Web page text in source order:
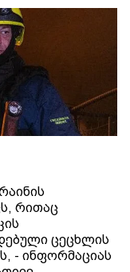
რითაც
ცეცხლის
- ინფორმაციას